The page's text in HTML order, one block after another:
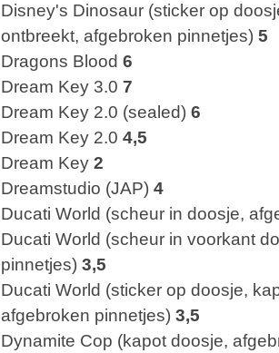
Disney's Dinosaur (sticker op
ontbreekt, afgebroken pinnetjes) 5
Dragons Blood 6
Dream Key 3.0 7
Dream Key 2.0 (sealed) 6
Dream Key 2.0 4,5
Dream Key 2
Dreamstudio (JAP) 4
Ducati World (scheur in doosje,
Ducati World (scheur in voorkant
pinnetjes) 3,5
Ducati World (sticker op doosje,
afgebroken pinnetjes) 3,5
Dynamite Cop (kapot doosje,